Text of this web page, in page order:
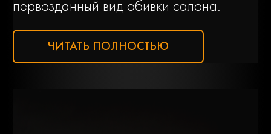
первозданный вид обивки салона.
ЧИТАТЬ ПОЛНОСТЬЮ